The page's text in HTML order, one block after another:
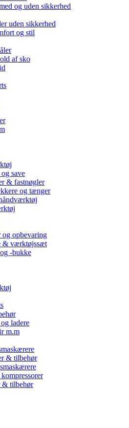
og uden sikkerhed
uden sikkerhed
og stil
af sko
save
& fastnøgler
og tænger
opbevaring
& værktøjssæt
-bukke
ladere
m.m
& tilbehør
& tilbehør